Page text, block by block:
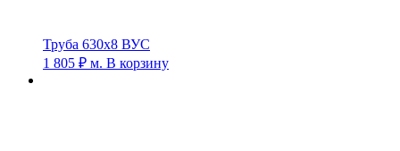
Труба 630х8 ВУС
1 805 ₽ м. В корзину